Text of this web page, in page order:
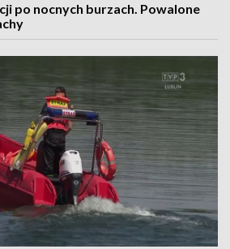
po nocnych burzach. Powalone